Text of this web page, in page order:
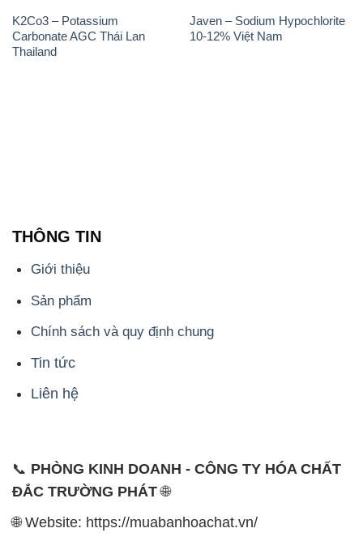
- 0932.660.696 - 0901.326.566 - 0906.387.866 -
0902.765.866
📧 Email: hoachat@dactruongphat.vn
ĐỊA CHỈ
1229C Quốc lộ 1A, Phường Bình Trị Đông B,
Quận Bình Tân, TP. Hồ Chí Minh
CÔNG TY XNK TM SX HÓA CHẤT ĐẮC TRƯỜNG
PHÁT
Công ty XNK TM SX Hóa Chất Đắc Trường Phát,